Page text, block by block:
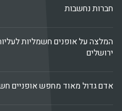
אופנים חשמליות לעליות של
מאוד מחפש אופניים חשמליים